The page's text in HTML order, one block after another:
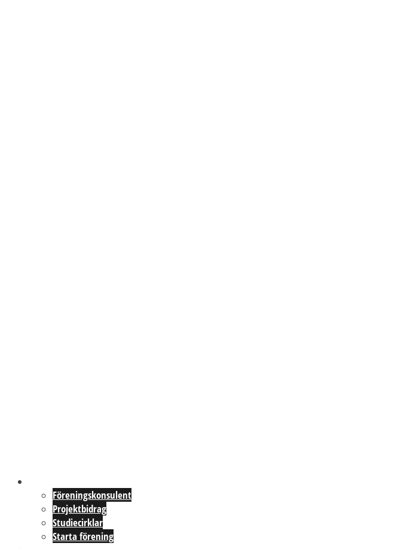
Föreningskonsulent
Projektbidrag
Studiecirklar
Starta förening